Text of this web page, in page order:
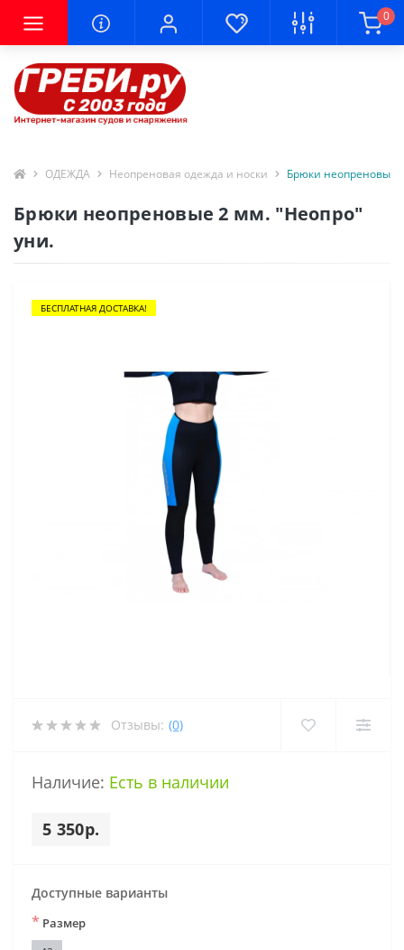
0
ОДЕЖДА Неопреновая одежда и носки Брюки неопреновые
Брюки неопреновые 2 мм. "Неопро"
уни.
БЕСПЛАТНАЯ ДОСТАВКА!
Отзывы: (0)
Наличие: Есть в наличии
5 350р.
Доступные варианты
* Размер